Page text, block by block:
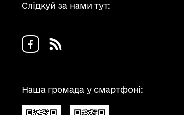
Слідкуй за нами тут:
Наша громада у смартфоні: